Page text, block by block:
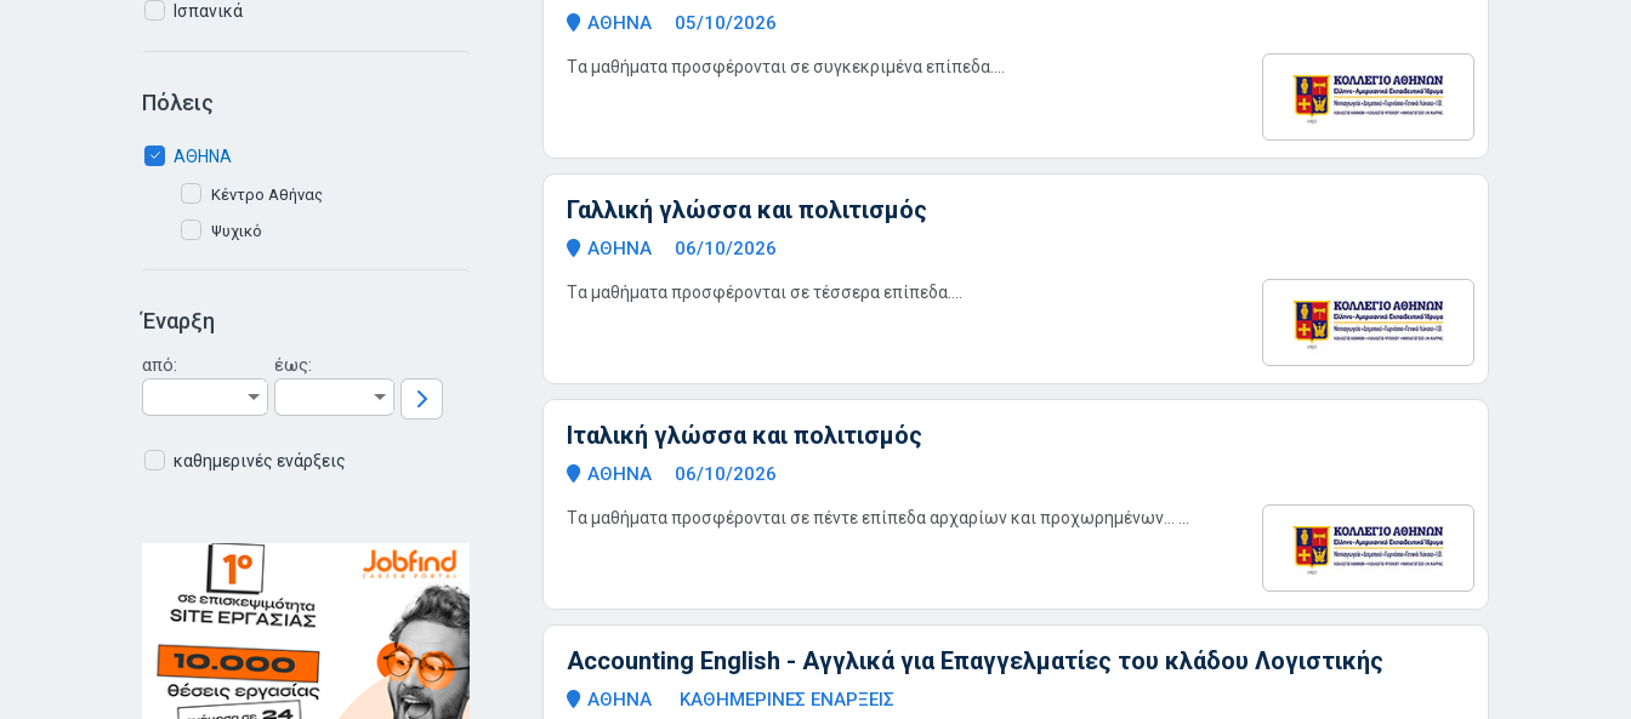
Ισπανικά
Πόλεις
ΑΘΗΝΑ
Κέντρο Αθήνας
Ψυχικό
Έναρξη
από: έως:
καθημερινές ενάρξεις
ΑΘΗΝΑ 05/10/2026
Tα μαθήματα πρoσφέρoνται σε συγκεκριμένα επίπεδα....
Γαλλική γλώσσα και πολιτισμός
ΑΘΗΝΑ 06/10/2026
Tα μαθήματα πρoσφέρoνται σε τέσσερα επίπεδα....
Ιταλική γλώσσα και πολιτισμός
ΑΘΗΝΑ 06/10/2026
Tα μαθήματα πρoσφέρoνται σε πέντε επίπεδα αρχαρίων και προχωρημένων... ...
Accounting English - Αγγλικά για Επαγγελματίες του κλάδου Λογιστικής
ΑΘΗΝΑ ΚΑΘΗΜΕΡΙΝΕΣ ΕΝΑΡΞΕΙΣ